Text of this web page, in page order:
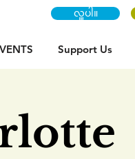
လှူပါ။
Support Us